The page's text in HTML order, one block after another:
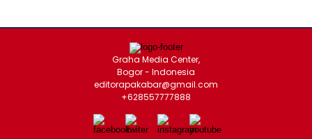
Graha Media Center,
Bogor - Indonesia
editorapakabar@gmail.com
+628557777888